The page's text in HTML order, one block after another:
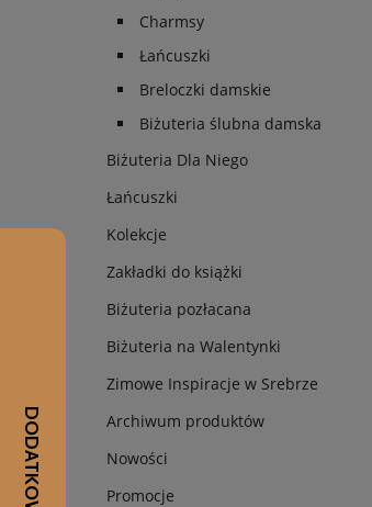
Charmsy
Łańcuszki
Breloczki damskie
Biżuteria ślubna damska
Biżuteria Dla Niego
Łańcuszki
Kolekcje
Zakładki do książki
Biżuteria pozłacana
Biżuteria na Walentynki
Zimowe Inspiracje w Srebrze
Archiwum produktów
Nowości
Promocje